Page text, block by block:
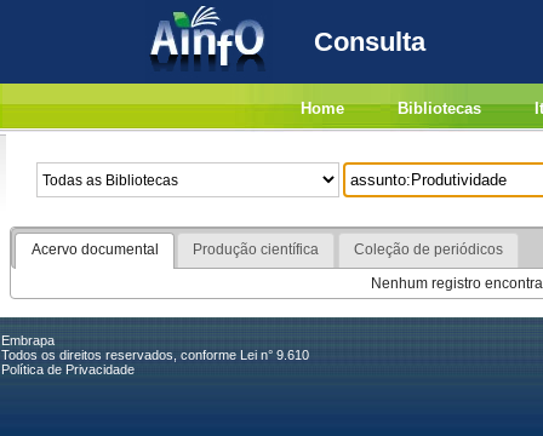
Consulta
Home Bibliotecas
Acervo documental Produção científica
Coleção de periódicos
Nenhum registro
Embrapa
Todos os direitos reservados, conforme Lei n° 9.610
Política de Privacidade